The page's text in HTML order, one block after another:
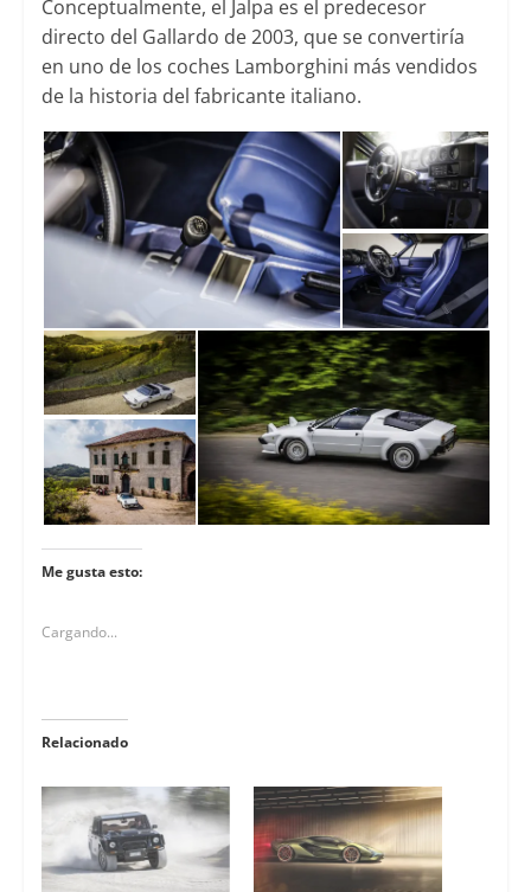
Conceptualmente, el Jalpa es el predecesor
directo del Gallardo de 2003, que se convertiría
en uno de los coches Lamborghini más vendidos
de la historia del fabricante italiano.
Me gusta esto:
Cargando...
Relacionado